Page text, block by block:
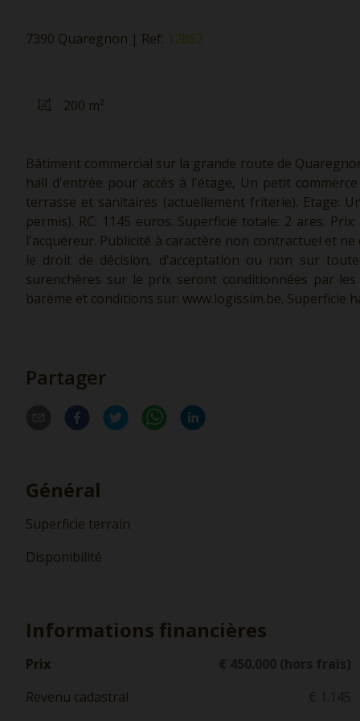
7390 Quaregnon | Ref: 12862
200 m²
Bâtiment commercial sur la grande route de
hall d'entrée pour accès à l'étage, Un petit
terrasse et sanitaires (actuellement friterie). Etage:
permis). RC: 1145 euros. Superficie totale: 2 ares.
l'acquéreur. Publicité à caractère non contractuel et
le droit de décision, d'acceptation ou non sur
surenchères sur le prix seront conditionnées par
barème et conditions sur: www.logissim.be. Superficie
Partager
Général
Superficie terrain
Disponibilité
Informations financières
Prix
€ 450.000 (hors frais)
Revenu cadastral
€ 1.145